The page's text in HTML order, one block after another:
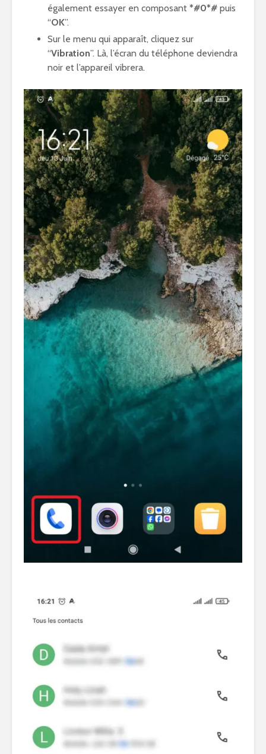
également essayer en composant *#0*# puis
“OK”.
Sur le menu qui apparaît, cliquez sur
“Vibration”. Là, l’écran du téléphone deviendra
noir et l’appareil vibrera.